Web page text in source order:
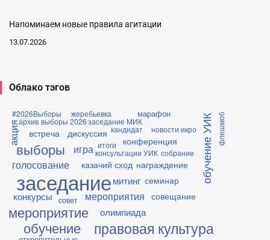
Напоминаем новые правила агитации
13.07.2026
Облако тэгов
#2026Выборы
акцияархив
встреча
выборы
выборы 2026
голосование
дискуссия
жеребьевка
заседание
заседание МИК
игра итоги
казачий сход
кандидат
конкурсы
консультации УИК
конференция
марафон
мероприятие
мероприятия
митинг
награждение
новости икро
обучение
обучение УИК
олимпиада
правовая культура
семинар
собрание
совет совещание
флешмоб